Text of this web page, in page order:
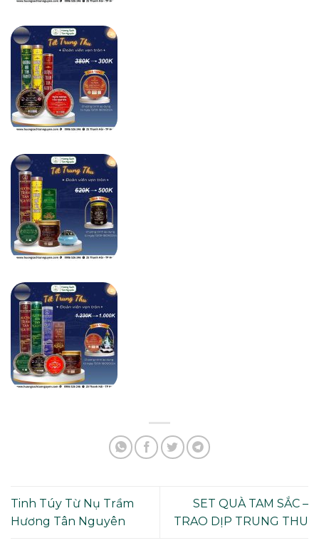
Tinh Túy Từ Nụ Trầm
Hương Tân Nguyên
SET QUÀ TAM SẮC –
TRAO DỊP TRUNG THU